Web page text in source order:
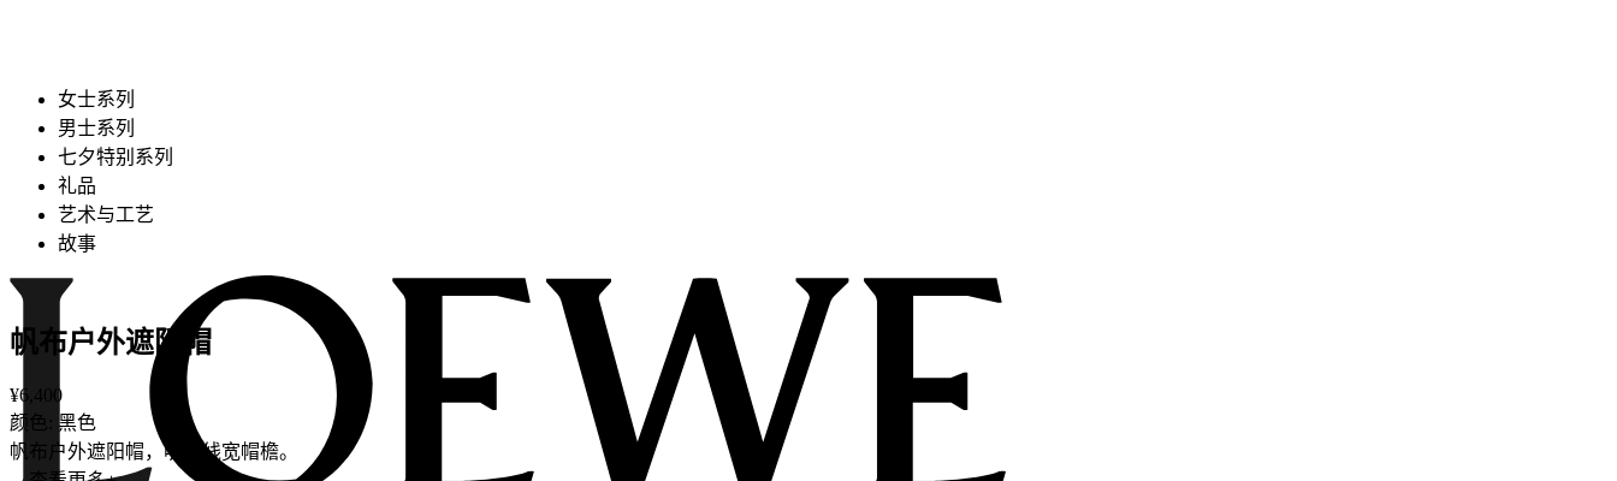
女士系列
男士系列
七夕特别系列
礼品
艺术与工艺
故事
帆布户外遮阳帽
¥6,400
颜色: 黑色
帆布户外遮阳帽，明缝线宽帽檐。